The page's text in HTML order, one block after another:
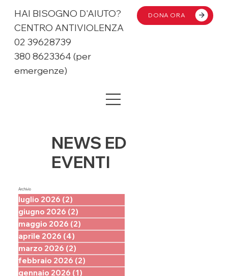
HAI BISOGNO D'AIUTO?
CENTRO ANTIVIOLENZA
02 39628739
380 8623364 (per
emergenze)
DONA ORA
NEWS ED
EVENTI
Archivio
luglio 2026 (2)
giugno 2026 (2)
maggio 2026 (2)
aprile 2026 (4)
marzo 2026 (2)
febbraio 2026 (2)
gennaio 2026 (1)